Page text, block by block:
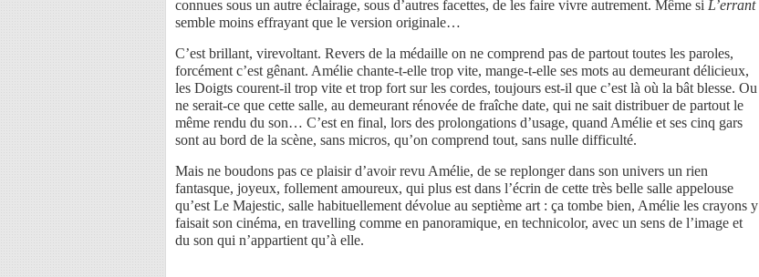
connues sous un autre éclairage, sous d’autres facettes, de les faire vivre autrement. Même si L’errant
semble moins effrayant que le version originale…
C’est brillant, virevoltant. Revers de la médaille on ne comprend pas de partout toutes les paroles,
forcément c’est gênant. Amélie chante-t-elle trop vite, mange-t-elle ses mots au demeurant délicieux,
les Doigts courent-il trop vite et trop fort sur les cordes, toujours est-il que c’est là où la bât blesse. Ou
ne serait-ce que cette salle, au demeurant rénovée de fraîche date, qui ne sait distribuer de partout le
même rendu du son… C’est en final, lors des prolongations d’usage, quand Amélie et ses cinq gars
sont au bord de la scène, sans micros, qu’on comprend tout, sans nulle difficulté.
Mais ne boudons pas ce plaisir d’avoir revu Amélie, de se replonger dans son univers un rien
fantasque, joyeux, follement amoureux, qui plus est dans l’écrin de cette très belle salle appelouse
qu’est Le Majestic, salle habituellement dévolue au septième art : ça tombe bien, Amélie les crayons y
faisait son cinéma, en travelling comme en panoramique, en technicolor, avec un sens de l’image et
du son qui n’appartient qu’à elle.